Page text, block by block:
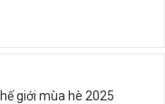
giới mùa hè 2025